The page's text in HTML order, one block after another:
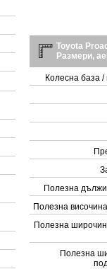
Toyota
Размери,
Колесна база
Полезна
Полезна
Полезна
Полезна